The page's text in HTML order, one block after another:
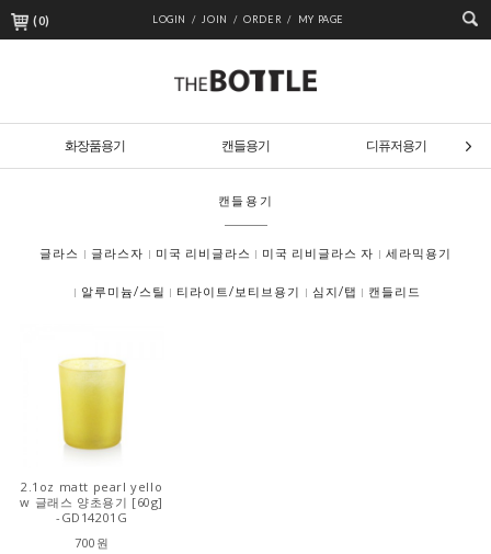
(0) LOGIN / JOIN / ORDER / MY PAGE
화장품용기 캔들용기 디퓨저용기
캔들용기
글라스 글라스자 미국 리비글라스 미국 리비글라스 자 세라믹용기
알루미늄/스틸 티라이트/보티브용기 심지/탭 캔들리드
2.1oz matt pearl yello
w 글래스 양초용기 [60g]
-GD14201G
700원